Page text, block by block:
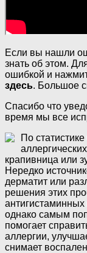
Если вы нашли
знать об этом.
ошибкой и
здесь. Большое
Спасибо что
время мы все
По
крапивница или
Нередко
дерматит или
решения этих
однако самым
помогает
аллергии,
снимает